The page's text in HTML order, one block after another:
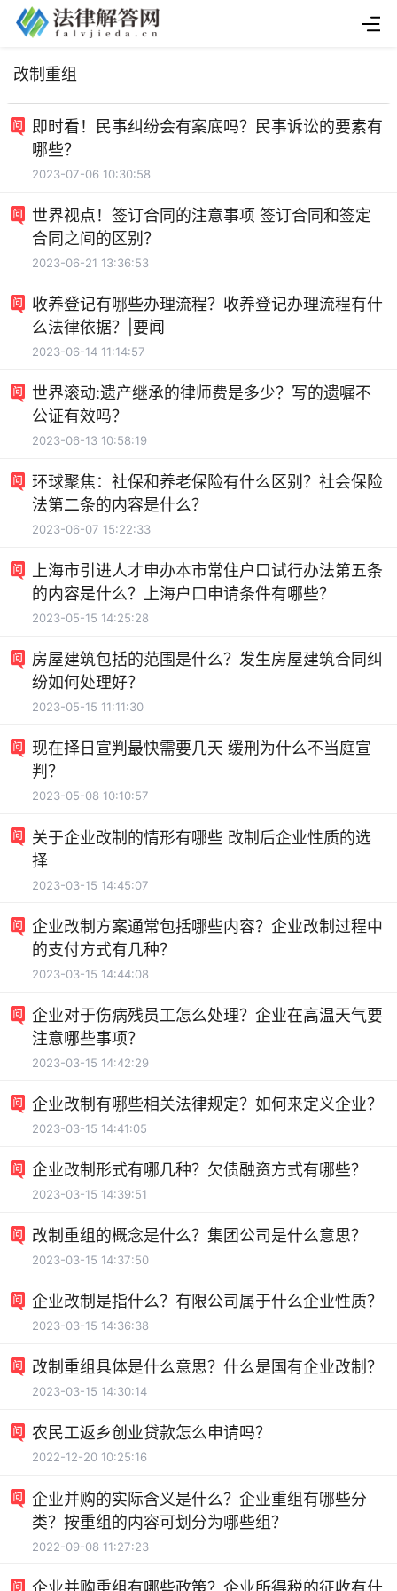
改制重组
即时看！民事纠纷会有案底吗？民事诉讼的要素有
哪些？
2023-07-06 10:30:58
世界视点！签订合同的注意事项 签订合同和签定
合同之间的区别？
2023-06-21 13:36:53
收养登记有哪些办理流程？收养登记办理流程有什
么法律依据？|要闻
2023-06-14 11:14:57
世界滚动:遗产继承的律师费是多少？写的遗嘱不
公证有效吗？
2023-06-13 10:58:19
环球聚焦：社保和养老保险有什么区别？社会保险
法第二条的内容是什么？
2023-06-07 15:22:33
上海市引进人才申办本市常住户口试行办法第五条
的内容是什么？上海户口申请条件有哪些？
2023-05-15 14:25:28
房屋建筑包括的范围是什么？发生房屋建筑合同纠
纷如何处理好？
2023-05-15 11:11:30
现在择日宣判最快需要几天 缓刑为什么不当庭宣
判？
2023-05-08 10:10:57
关于企业改制的情形有哪些 改制后企业性质的选
择
2023-03-15 14:45:07
企业改制方案通常包括哪些内容？企业改制过程中
的支付方式有几种？
2023-03-15 14:44:08
企业对于伤病残员工怎么处理？企业在高温天气要
注意哪些事项？
2023-03-15 14:42:29
企业改制有哪些相关法律规定？如何来定义企业？
2023-03-15 14:41:05
企业改制形式有哪几种？欠债融资方式有哪些？
2023-03-15 14:39:51
改制重组的概念是什么？集团公司是什么意思？
2023-03-15 14:37:50
企业改制是指什么？有限公司属于什么企业性质？
2023-03-15 14:36:38
改制重组具体是什么意思？什么是国有企业改制？
2023-03-15 14:30:14
农民工返乡创业贷款怎么申请吗？
2022-12-20 10:25:16
企业并购的实际含义是什么？企业重组有哪些分
类？按重组的内容可划分为哪些组？
2022-09-08 11:27:23